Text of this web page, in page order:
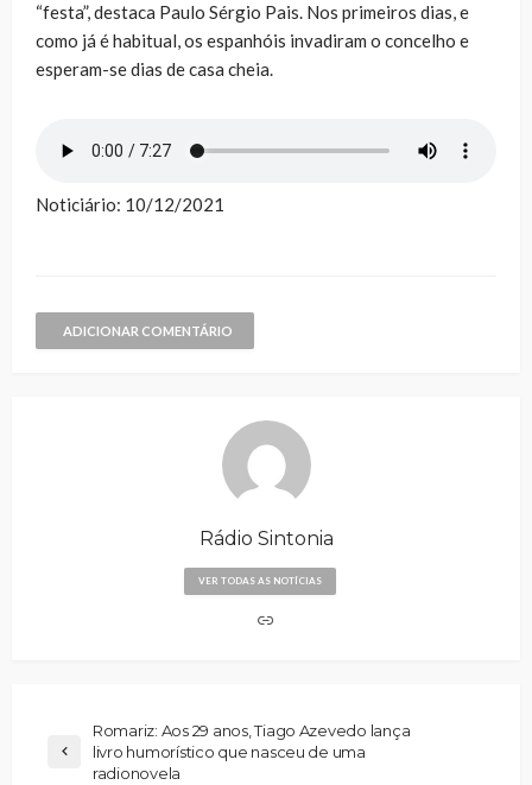
“festa”, destaca Paulo Sérgio Pais. Nos primeiros dias, e
como já é habitual, os espanhóis invadiram o concelho e
esperam-se dias de casa cheia.
Noticiário: 10/12/2021
ADICIONAR COMENTÁRIO
Rádio Sintonia
VER TODAS AS NOTÍCIAS
Romariz: Aos 29 anos, Tiago Azevedo lança
livro humorístico que nasceu de uma
radionovela